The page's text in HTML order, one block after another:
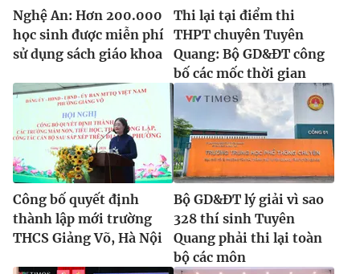
Nghệ An: Hơn 200.000
học sinh được miễn phí
sử dụng sách giáo khoa
Thi lại tại điểm thi
THPT chuyên Tuyên
Quang: Bộ GD&ĐT công
bố các mốc thời gian
Công bố quyết định
thành lập mới trường
THCS Giảng Võ, Hà Nội
Bộ GD&ĐT lý giải vì sao
328 thí sinh Tuyên
Quang phải thi lại toàn
bộ các môn